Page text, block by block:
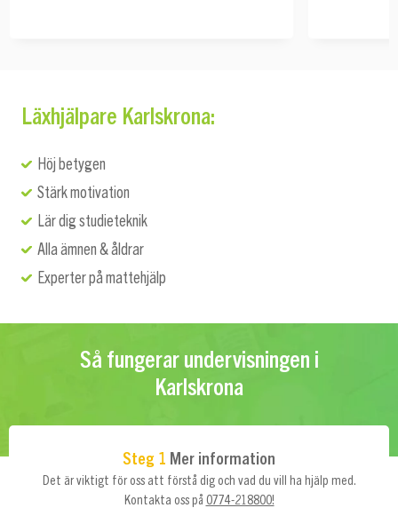
Läxhjälpare Karlskrona:
Höj betygen
Stärk motivation
Lär dig studieteknik
Alla ämnen & åldrar
Experter på mattehjälp
Så fungerar undervisningen i
Karlskrona
Steg 1 Mer information
Det är viktigt för oss att förstå dig och vad du vill ha hjälp med.
Kontakta oss på 0774-218800!